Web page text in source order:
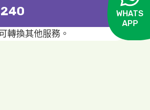
WHATS
APP
轉換其他服務。